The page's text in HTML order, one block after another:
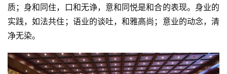
讯
质；身和同住，口和无诤，意和同悦是和合的表现。身业的
实践，如法共住；语业的谈吐，和雅高尚；意业的动念，清
净无染。